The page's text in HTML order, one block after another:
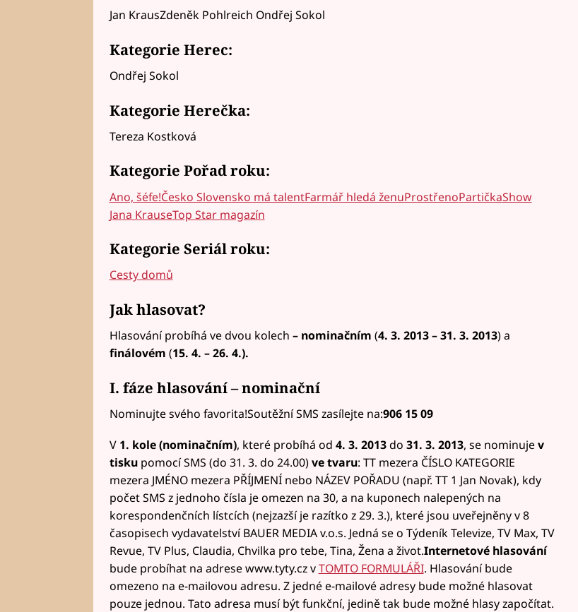
Jan KrausZdeněk Pohlreich Ondřej Sokol
Kategorie Herec:
Ondřej Sokol
Kategorie Herečka:
Tereza Kostková
Kategorie Pořad roku:
Ano, šéfe!Česko Slovensko má talentFarmář hledá ženuProstřenoPartičkaShow
Jana KrauseTop Star magazín
Kategorie Seriál roku:
Cesty domů
Jak hlasovat?
Hlasování probíhá ve dvou kolech – nominačním (4. 3. 2013–31. 3. 2013) a
finálovém (15. 4. – 26. 4.).
I. fáze hlasování – nominační
Nominujte svého favorita!Soutěžní SMS zasílejte na:906 15 09
V 1. kole (nominačním), které probíhá od 4. 3. 2013do 31. 3. 2013, se nominujev
tiskupomocí SMS (do 31. 3. do 24.00)ve tvaru: TT mezera ČÍSLO KATEGORIE
mezera JMÉNO mezera PŘÍJMENÍ nebo NÁZEV POŘADU (např. TT 1 Jan Novak), kdy
počet SMS z jednoho čísla je omezen na 30, a na kuponech nalepených na
korespondenčních lístcích (nejzazší je razítko z 29. 3.), které jsou uveřejněny v 8
časopisech vydavatelství BAUER MEDIA v.o.s. Jedná se o Týdeník Televize, TV Max, TV
Revue, TV Plus, Claudia, Chvilka pro tebe, Tina, Žena a život.Internetové hlasování
bude probíhat na adrese www.tyty.cz vTOMTO FORMULÁŘI. Hlasování bude
omezeno na e-mailovou adresu. Z jedné e-mailové adresy bude možné hlasovat
pouze jednou. Tato adresa musí být funkční, jedině tak bude možné hlasy započítat.